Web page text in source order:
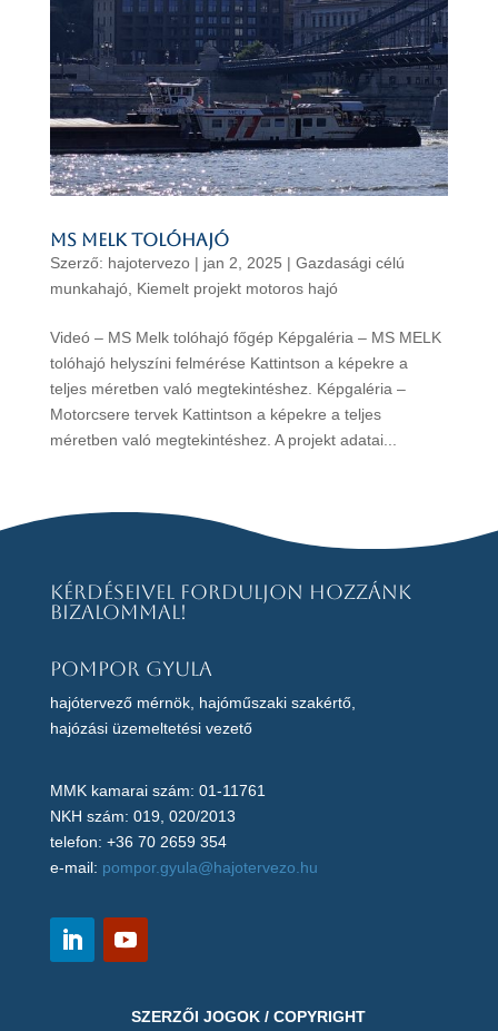
MS MELK tolóhajó
Szerző: hajotervezo| jan 2, 2025 | Gazdasági célú
munkahajó, Kiemelt projekt motoros hajó
Videó – MS Melk tolóhajó főgép Képgaléria – MS MELK
tolóhajó helyszíni felmérése Kattintson a képekre a
teljes méretben való megtekintéshez. Képgaléria –
Motorcsere tervek Kattintson a képekre a teljes
méretben való megtekintéshez. A projekt adatai...
Kérdéseivel forduljon hozzánk
bizalommal!
Pompor Gyula
hajótervező mérnök, hajóműszaki szakértő,
hajózási üzemeltetési vezető
MMK kamarai szám: 01-11761
NKH szám: 019, 020/2013
telefon: +36 70 2659 354
e-mail: pompor.gyula@hajotervezo.hu
SZERZŐI JOGOK / COPYRIGHT